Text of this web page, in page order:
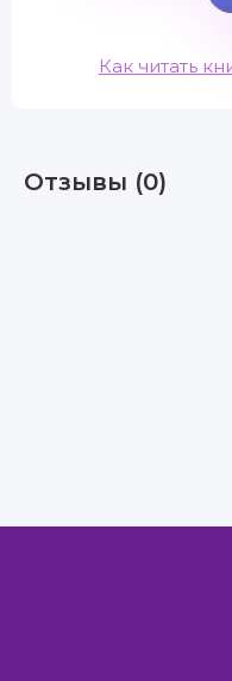
Как читать
Отзывы (0)